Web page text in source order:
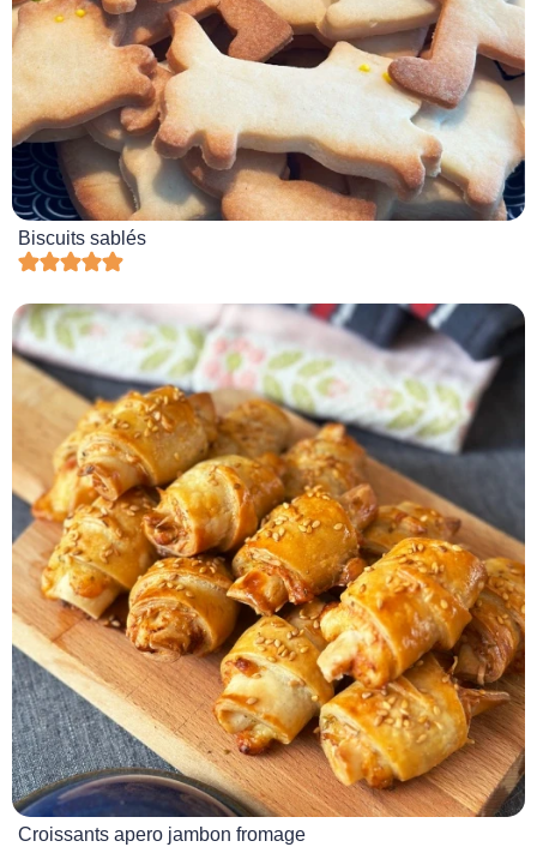
Biscuits sablés
Croissants apero jambon fromage